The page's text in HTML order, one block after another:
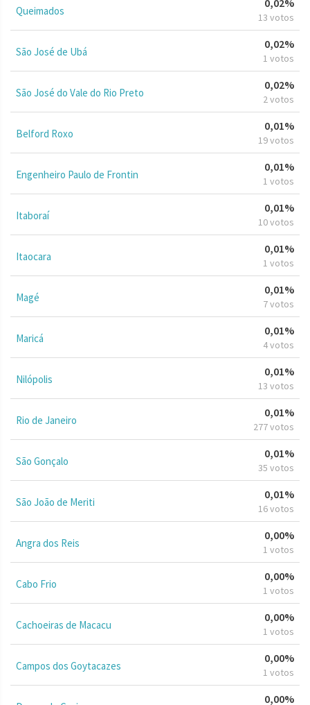
Queimados 13 votos
São José de Ubá
0,02%
1 votos
São José do Vale do Rio Preto
0,02%
2 votos
Belford Roxo
0,01%
19 votos
Engenheiro Paulo de Frontin
0,01%
1 votos
Itaboraí
0,01%
10 votos
Itaocara
0,01%
1 votos
Magé
0,01%
7 votos
Maricá
0,01%
4 votos
Nilópolis
0,01%
13 votos
Rio de Janeiro
0,01%
277 votos
São Gonçalo
0,01%
35 votos
São João de Meriti
0,01%
16 votos
Angra dos Reis
0,00%
1 votos
Cabo Frio
0,00%
1 votos
Cachoeiras de Macacu
0,00%
1 votos
Campos dos Goytacazes
0,00%
1 votos
0,00%